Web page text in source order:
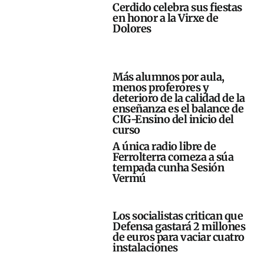
Cerdido celebra sus fiestas
en honor a la Virxe de
Dolores
Más alumnos por aula,
menos proferores y
deterioro de la calidad de la
enseñanza es el balance de
CIG-Ensino del inicio del
curso
A única radio libre de
Ferrolterra comeza a súa
tempada cunha Sesión
Vermú
Los socialistas critican que
Defensa gastará 2 millones
de euros para vaciar cuatro
instalaciones